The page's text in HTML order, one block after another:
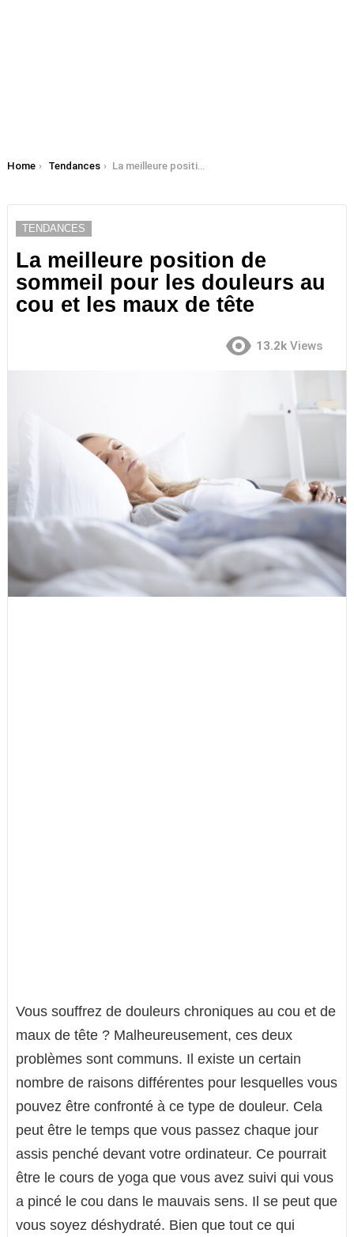
You are here:
Home Tendances La meilleure position de sommeil pour les douleurs au cou et les maux de tête
TENDANCES
La meilleure position de
sommeil pour les douleurs au
cou et les maux de tête
13.2k Views
Vous souffrez de douleurs chroniques au cou et de
maux de tête ? Malheureusement, ces deux
problèmes sont communs. Il existe un certain
nombre de raisons différentes pour lesquelles vous
pouvez être confronté à ce type de douleur. Cela
peut être le temps que vous passez chaque jour
assis penché devant votre ordinateur. Ce pourrait
être le cours de yoga que vous avez suivi qui vous
a pincé le cou dans le mauvais sens. Il se peut que
vous soyez déshydraté. Bien que tout ce qui